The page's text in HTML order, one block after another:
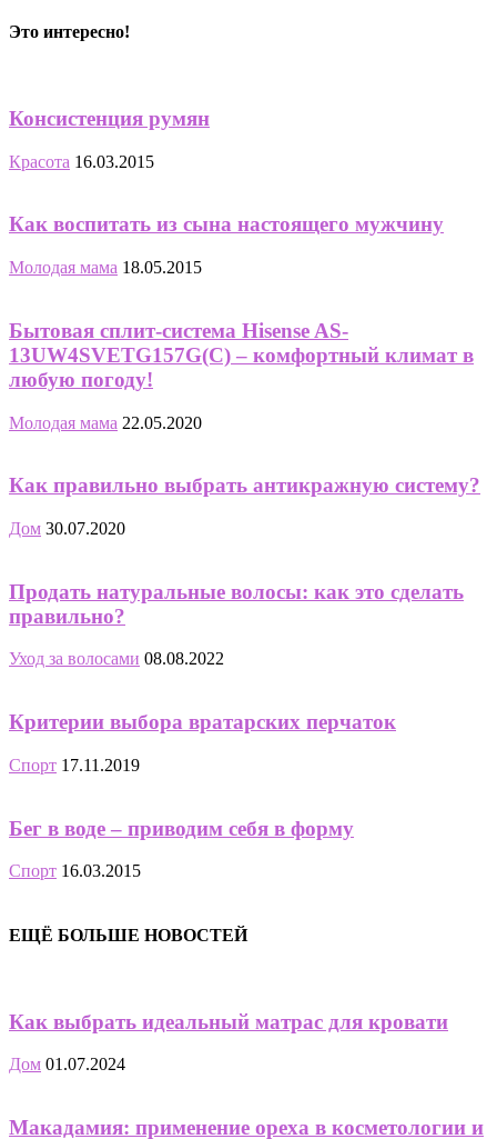
Это интересно!
Консистенция румян
Красота 16.03.2015
Как воспитать из сына настоящего мужчину
Молодая мама 18.05.2015
Бытовая cплит-система Hisense AS-
13UW4SVETG157G(С) – комфортный климат в
любую погоду!
Молодая мама 22.05.2020
Как правильно выбрать антикражную систему?
Дом 30.07.2020
Продать натуральные волосы: как это сделать
правильно?
Уход за волосами 08.08.2022
Критерии выбора вратарских перчаток
Спорт 17.11.2019
Бег в воде – приводим себя в форму
Спорт 16.03.2015
ЕЩЁ БОЛЬШЕ НОВОСТЕЙ
Как выбрать идеальный матрас для кровати
Дом 01.07.2024
Макадамия: применение ореха в косметологии и